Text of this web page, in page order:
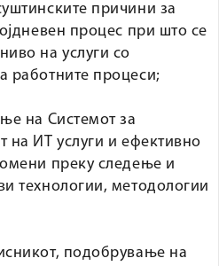
причини за
процес при што се
на услуги со
работните процеси;
на Системот за
на ИТ услуги и ефективно
преку следење и
технологии, методологии
подобрување на